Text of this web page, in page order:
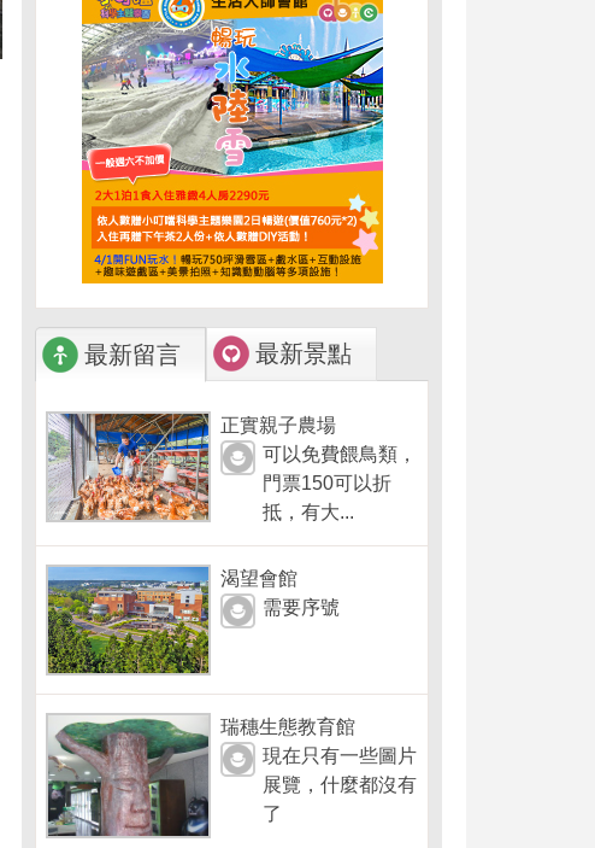
最新留言 最新景點
正實親子農場
可以免費餵鳥類，
門票150可以折
抵，有大...
渴望會館
需要序號
瑞穗生態教育館
現在只有一些圖片
展覽，什麼都沒有
了